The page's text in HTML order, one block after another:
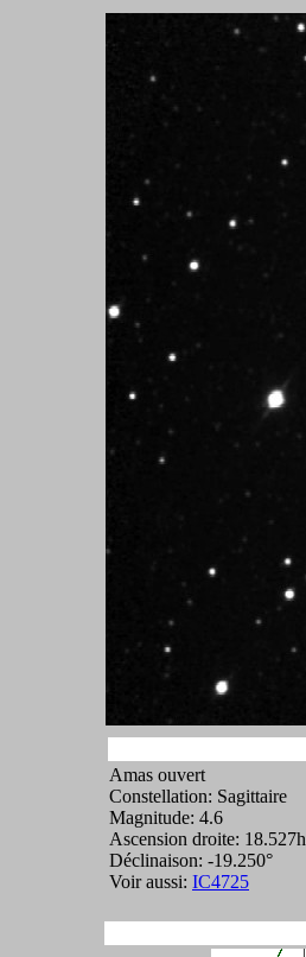
Amas ouvert
Constellation: Sagittaire
Magnitude: 4.6
Ascension droite: 18.527h
Déclinaison: -19.250°
Voir aussi: IC4725